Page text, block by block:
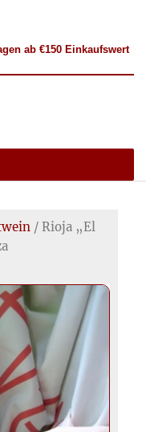
ab €150 Einkaufswert
/ Rioja „El